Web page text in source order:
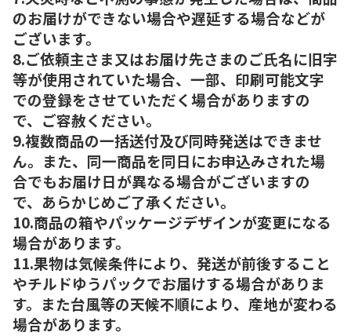
のお届けができない場合や遅延する場合などが
ございます。
8.ご依頼主さま又はお届け先さまのご氏名に旧字
等が使用されていた場合、一部、印刷可能文字
での登録をさせていただく場合がありますの
で、ご容赦ください。
9.複数商品の一括送付及び同時発送はできませ
ん。また、同一商品を同日にお申込みされた場
合でもお届け日が異なる場合がございますの
で、あらかじめご了承ください。
10.商品の箱やパッケージデザインが変更になる
場合があります。
11.果物は気候条件により、発送が前後すること
やチルドゆうパックでお届けする場合がありま
す。また台風等の天候不順により、産地が変わる
場合があります。